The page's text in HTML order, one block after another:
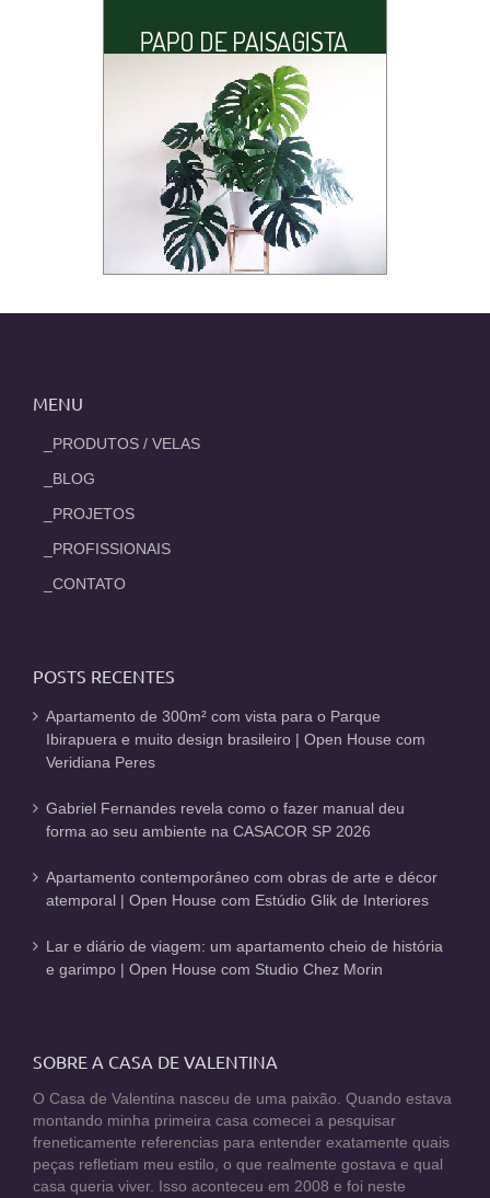
MENU
_PRODUTOS / VELAS
_BLOG
_PROJETOS
_PROFISSIONAIS
_CONTATO
POSTS RECENTES
Apartamento de 300m² com vista para o Parque
Ibirapuera e muito design brasileiro | Open House com
Veridiana Peres
Gabriel Fernandes revela como o fazer manual deu
forma ao seu ambiente na CASACOR SP 2026
Apartamento contemporâneo com obras de arte e décor
atemporal | Open House com Estúdio Glik de Interiores
Lar e diário de viagem: um apartamento cheio de história
e garimpo | Open House com Studio Chez Morin
SOBRE A CASA DE VALENTINA
O Casa de Valentina nasceu de uma paixão. Quando estava
montando minha primeira casa comecei a pesquisar
freneticamente referencias para entender exatamente quais
peças refletiam meu estilo, o que realmente gostava e qual
casa queria viver. Isso aconteceu em 2008 e foi neste